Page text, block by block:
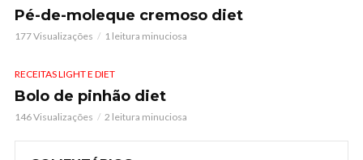
Pé-de-moleque cremoso diet
177 Visualizações 1 leitura minuciosa
RECEITAS LIGHT E DIET
Bolo de pinhão diet
146 Visualizações 2 leitura minuciosa